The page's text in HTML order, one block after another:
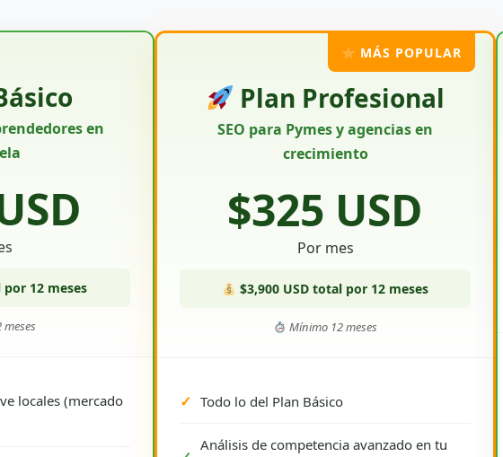
en
por 12 meses
locales (mercado
MÁS POPULAR
Plan Profesional
SEO para Pymes y agencias en
crecimiento
$325 USD
Por mes
$3,900 USD total por 12 meses
Mínimo 12 meses
Todo lo del Plan Básico
Análisis de competencia avanzado en tu